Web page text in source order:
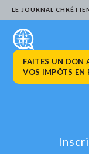
LE JOURNAL
FAITES UN DON
VOS IMPÔTS EN